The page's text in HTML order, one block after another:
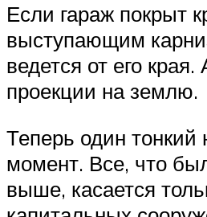
Если гараж покрыт
выступающим
ведется от его края.
проекции на землю.
Теперь один тонкий
момент. Все, что
выше, касается